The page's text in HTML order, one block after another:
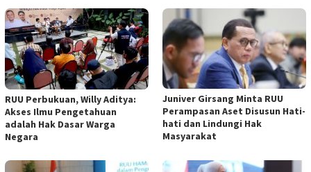
RUU Perbukuan, Willy Aditya:
Akses Ilmu Pengetahuan
adalah Hak Dasar Warga
Negara
Juniver Girsang Minta RUU
Perampasan Aset Disusun Hati-
hati dan Lindungi Hak
Masyarakat